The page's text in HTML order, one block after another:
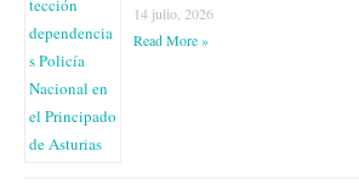
14 julio, 2026
Read More »